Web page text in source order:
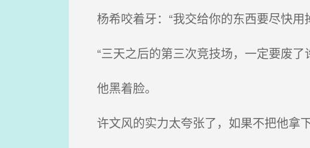
杨希咬着牙：“我交给你的东西要尽快用
“三天之后的第三次竞技场，一定要废了
他黑着脸。
许文风的实力太夸张了，如果不把他拿